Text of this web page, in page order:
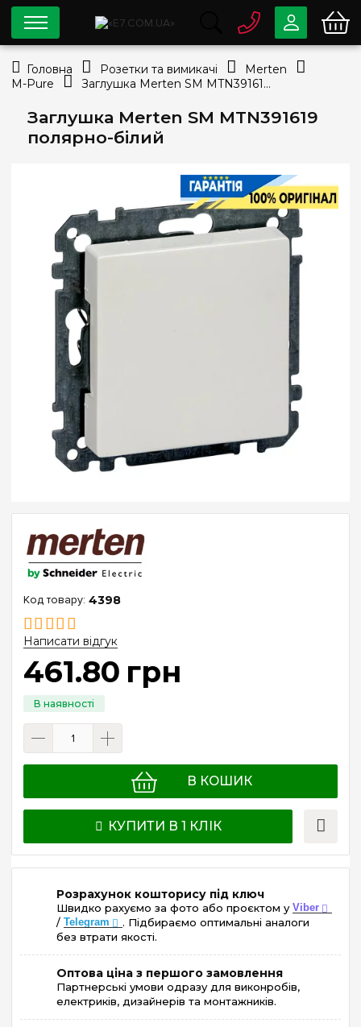
Заглушка Merten SM MTN391619
полярно-білий
4398
Написати відгук
461.80 грн
В КОШИК
КУПИТИ В 1 КЛІК
Розрахунок кошторису під ключ
Швидко рахуємо за фото або проєктом у Viber
/ Telegram
. Підбираємо оптимальні аналоги
без втрати якості.
Оптова ціна з першого замовлення
Партнерські умови одразу для виконробів,
електриків, дизайнерів та монтажників.
0 80033-63-07
info@e7.com.ua
044334-79-78
Головна Розетки та вимикачі
Merten
M-Pure
Заглушка Merten SM MTN391619 полярно-білий